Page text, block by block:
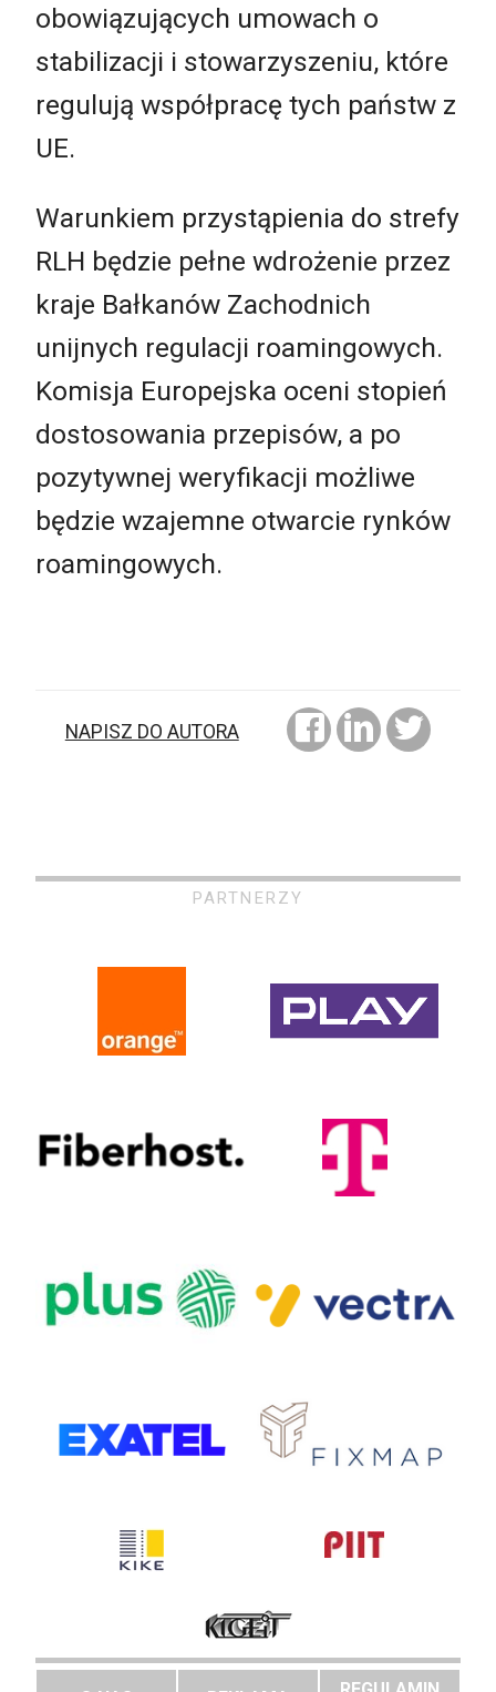
obowiązujących umowach o
stabilizacji i stowarzyszeniu, które
regulują współpracę tych państw z
UE.
Warunkiem przystąpienia do strefy
RLH będzie pełne wdrożenie przez
kraje Bałkanów Zachodnich
unijnych regulacji roamingowych.
Komisja Europejska oceni stopień
dostosowania przepisów, a po
pozytywnej weryfikacji możliwe
będzie wzajemne otwarcie rynków
roamingowych.
NAPISZ DO AUTORA
PARTNERZY